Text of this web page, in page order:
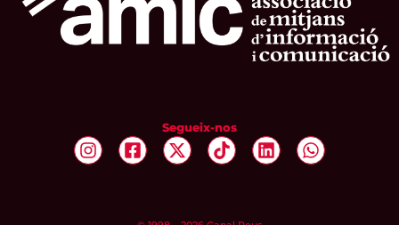
Segueix-nos